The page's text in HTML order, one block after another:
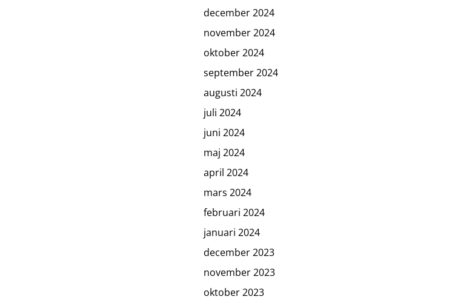
december 2024
november 2024
oktober 2024
september 2024
augusti 2024
juli 2024
juni 2024
maj 2024
april 2024
mars 2024
februari 2024
januari 2024
december 2023
november 2023
oktober 2023